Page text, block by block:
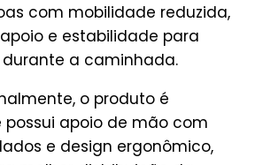
com mobilidade reduzida,
e estabilidade para
a caminhada.
o produto é
possui apoio de mão com
e design ergonômico,